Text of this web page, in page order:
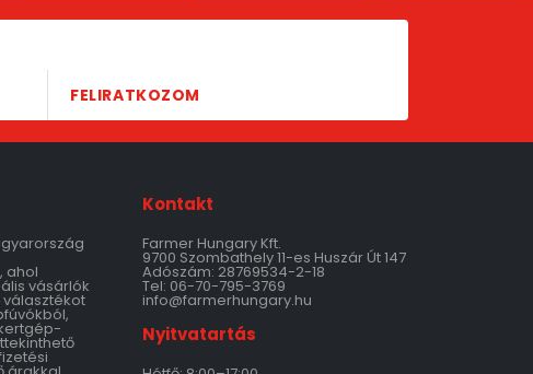
FELIRATKOZOM
ahol
vásárlók
Kontakt
Farmer Hungary Kft.
9700 Szombathely 11-es Huszár Út 147
Adószám: 28769534-2-18
Tel: 06-70-795-3769
info@farmerhungary.hu
Nyitvatartás